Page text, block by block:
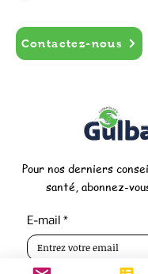
Contactez-nous
Pour nos derniers
santé, abonnez-
E-mail *